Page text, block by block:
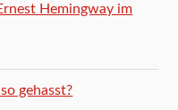
Hemingway im
gehasst?